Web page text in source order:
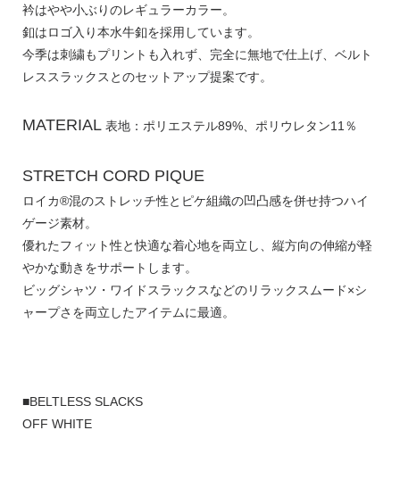
衿はやや小ぶりのレギュラーカラー。
釦はロゴ入り本水牛釦を採用しています。
今季は刺繍もプリントも入れず、完全に無地で仕上げ、ベルト
レススラックスとのセットアップ提案です。
MATERIAL表地：ポリエステル89%、ポリウレタン11％
STRETCH CORD PIQUE
ロイカ®混のストレッチ性とピケ組織の凹凸感を併せ持つハイ
ゲージ素材。
優れたフィット性と快適な着心地を両立し、縦方向の伸縮が軽
やかな動きをサポートします。
ビッグシャツ・ワイドスラックスなどのリラックスムード×シ
ャープさを両立したアイテムに最適。
■BELTLESS SLACKS
OFF WHITE